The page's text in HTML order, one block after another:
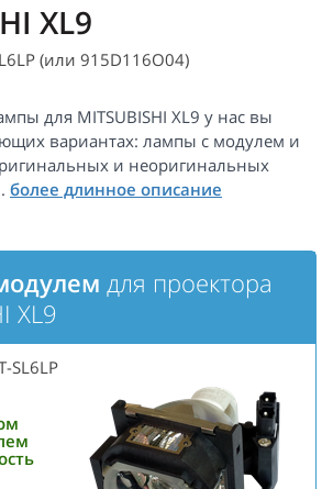
XL9
(или 915D116O04)
для MITSUBISHI XL9 у нас вы
вариантах: лампы с модулем и
и неоригинальных
для проектора
XL9
SL6LP